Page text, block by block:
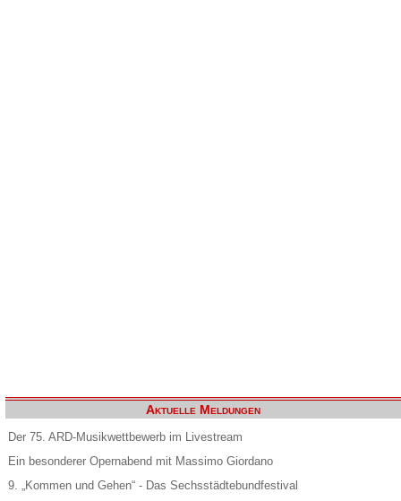
Aktuelle Meldungen
Der 75. ARD-Musikwettbewerb im Livestream
Ein besonderer Opernabend mit Massimo Giordano
9. „Kommen und Gehen“ - Das Sechsstädtebundfestival